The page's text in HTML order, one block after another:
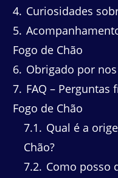
4 Curiosidades
5
Fogo de Chão
6 Obrigado por
7 FAQ – Perguntas
Fogo de Chão
7.1
Qual é a
Chão?
7.2 Como posso